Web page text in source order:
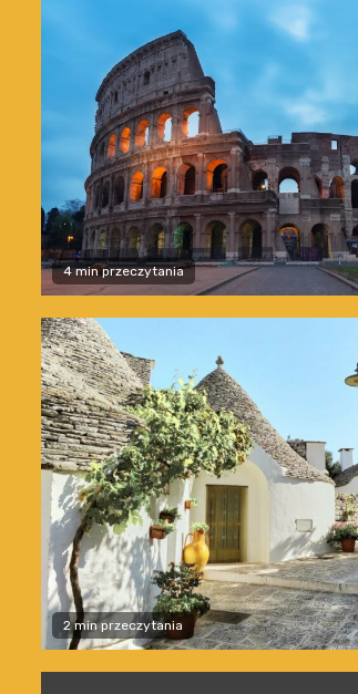
4 min przeczytania
2 min przeczytania